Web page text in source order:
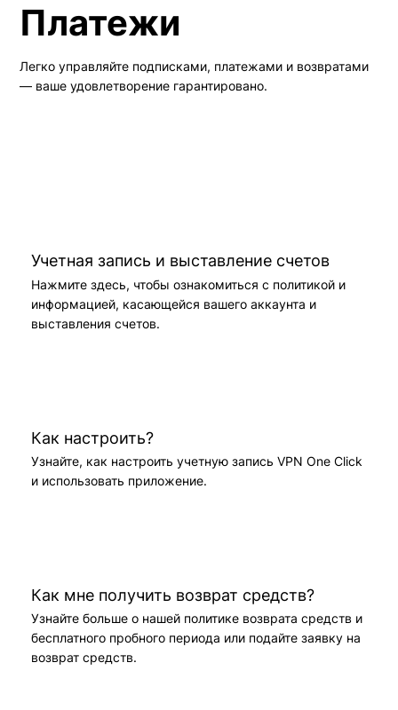
Платежи
Легко управляйте подписками, платежами и возвратами
— ваше удовлетворение гарантировано.
Учетная запись и выставление счетов
Нажмите здесь, чтобы ознакомиться с политикой и
информацией, касающейся вашего аккаунта и
выставления счетов.
Как настроить?
Узнайте, как настроить учетную запись VPN One Click
и использовать приложение.
Как мне получить возврат средств?
Узнайте больше о нашей политике возврата средств и
бесплатного пробного периода или подайте заявку на
возврат средств.